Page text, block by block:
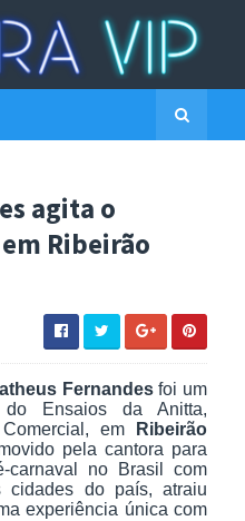
agita o
Ribeirão
Fernandesfoi um
do Ensaios da Anitta,
em
Ribeirão
pela cantora para
carnaval no Brasil com
do país, atraiu
experiência única com